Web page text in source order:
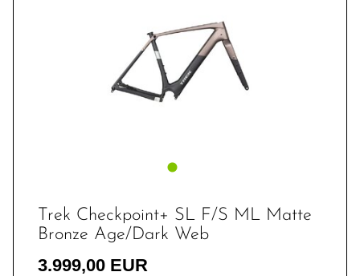
Trek Checkpoint+ SL F/S ML Matte
Bronze Age/Dark Web
3.999,00 EUR